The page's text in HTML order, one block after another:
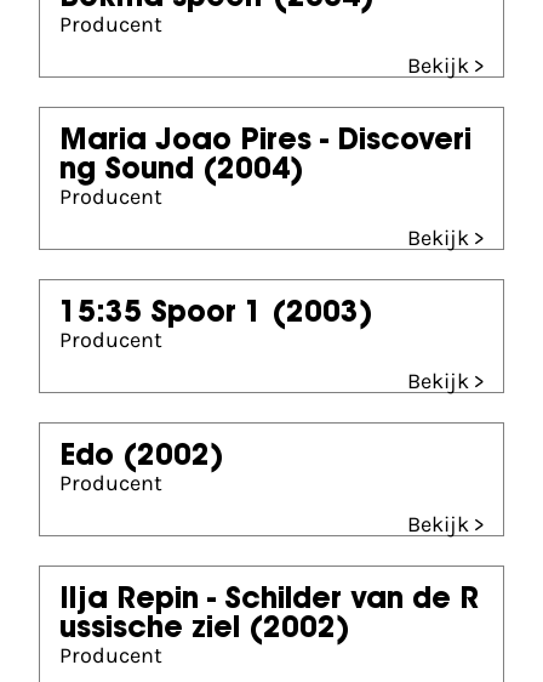
Producent
Bekijk >
Maria Joao Pires - Discoveri
ng Sound (2004)
Producent
Bekijk >
15:35 Spoor 1 (2003)
Producent
Bekijk >
Edo (2002)
Producent
Bekijk >
Ilja Repin - Schilder van de R
ussische ziel (2002)
Producent